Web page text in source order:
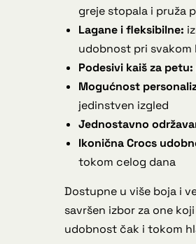
greje stopala i pruža
Lagane i fleksibilne:
udobnost pri svakom
Podesivi kaiš za petu:
Mogućnost
jedinstven izgled
Jednostavno
Ikonična Crocs
tokom celog dana
Dostupne u više boja i
savršen izbor za one
udobnost čak i tokom